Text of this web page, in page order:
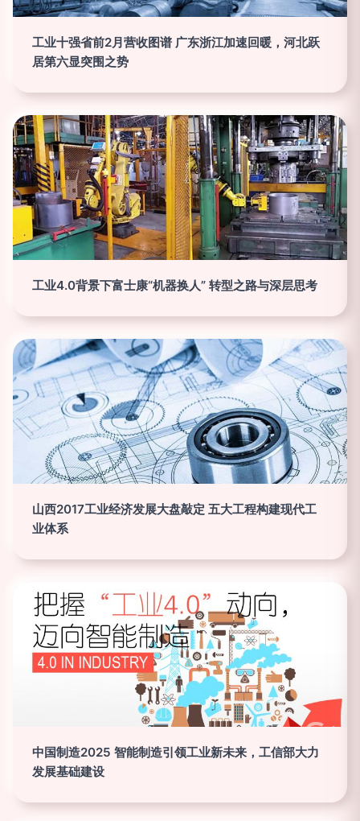
工业十强省前2月营收图谱 广东浙江加速回暖，河北跃
居第六显突围之势
工业4.0背景下富士康“机器换人” 转型之路与深层思考
山西2017工业经济发展大盘敲定 五大工程构建现代工
业体系
中国制造2025 智能制造引领工业新未来，工信部大力
发展基础建设